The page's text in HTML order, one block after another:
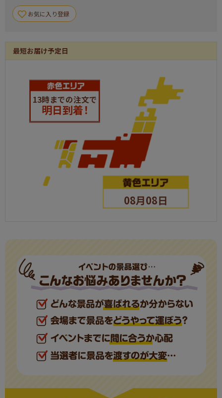
お気に入り登録
最短お届け予定日
13時までの注文で
明日到着！
08月08日